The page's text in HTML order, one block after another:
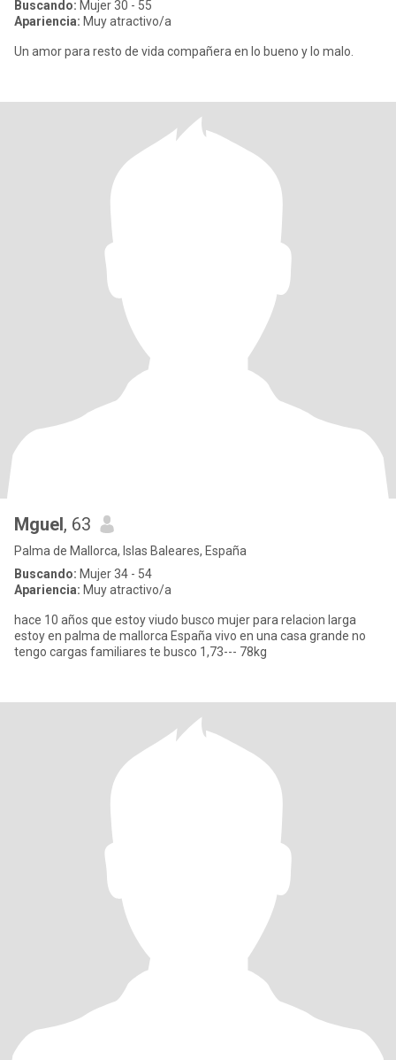
Buscando: Mujer 30 - 55
Apariencia: Muy atractivo/a
Un amor para resto de vida compañera en lo bueno y lo malo.
Mguel, 63
Palma de Mallorca, Islas Baleares, España
Buscando: Mujer 34 - 54
Apariencia: Muy atractivo/a
hace 10 años que estoy viudo busco mujer para relacion larga
estoy en palma de mallorca España vivo en una casa grande no
tengo cargas familiares te busco 1,73--- 78kg